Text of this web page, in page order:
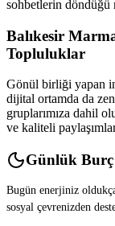
sohbetlerin döndüğü
Balıkesir
Topluluklar
Gönül birliği yapan
dijital ortamda da
gruplarımıza dahil
ve kaliteli
Günlük Burç
Bugün enerjiniz
sosyal çevrenizden